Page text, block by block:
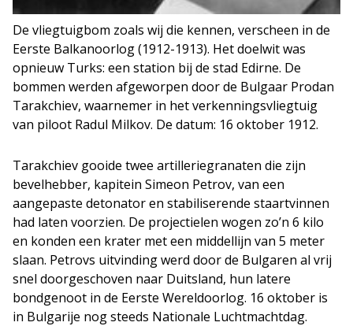
De vliegtuigbom zoals wij die kennen, verscheen in de
Eerste Balkanoorlog (1912-1913). Het doelwit was
opnieuw Turks: een station bij de stad Edirne. De
bommen werden afgeworpen door de Bulgaar Prodan
Tarakchiev, waarnemer in het verkenningsvliegtuig
van piloot Radul Milkov. De datum: 16 oktober 1912.
Tarakchiev gooide twee artilleriegranaten die zijn
bevelhebber, kapitein Simeon Petrov, van een
aangepaste detonator en stabiliserende staartvinnen
had laten voorzien. De projectielen wogen zo’n 6 kilo
en konden een krater met een middellijn van 5 meter
slaan. Petrovs uitvinding werd door de Bulgaren al vrij
snel doorgeschoven naar Duitsland, hun latere
bondgenoot in de Eerste Wereldoorlog. 16 oktober is
in Bulgarije nog steeds Nationale Luchtmachtdag.